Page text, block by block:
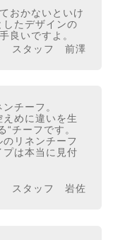
おかないといけ
たデザインの
良いですよ。
スタッフ 前澤
チーフ。
めに違いを生
チーフです。
リネンチーフ
は本当に見付
スタッフ 岩佐